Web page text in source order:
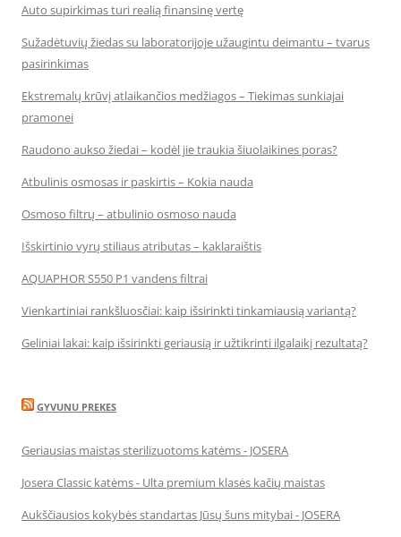
Auto supirkimas turi realią finansinę vertę
Sužadėtuvių žiedas su laboratorijoje užaugintu deimantu – tvarus
pasirinkimas
Ekstremalų krūvį atlaikančios medžiagos – Tiekimas sunkiajai
pramonei
Raudono aukso žiedai – kodėl jie traukia šiuolaikines poras?
Atbulinis osmosas ir paskirtis – Kokia nauda
Osmoso filtrų – atbulinio osmoso nauda
Išskirtinio vyrų stiliaus atributas – kaklaraištis
AQUAPHOR S550 P1 vandens filtrai
Vienkartiniai rankšluosčiai: kaip išsirinkti tinkamiausią variantą?
Geliniai lakai: kaip išsirinkti geriausią ir užtikrinti ilgalaikį rezultatą?
GYVUNU PREKES
Geriausias maistas sterilizuotoms katėms - JOSERA
Josera Classic katėms - Ulta premium klasės kačių maistas
Aukščiausios kokybės standartas Jūsų šuns mitybai - JOSERA